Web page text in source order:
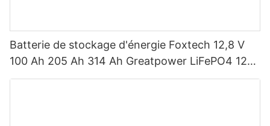
Batterie de stockage d'énergie Foxtech 12,8 V
100 Ah 205 Ah 314 Ah Greatpower LiFePO4 1280
Wh-5120 Wh IP65